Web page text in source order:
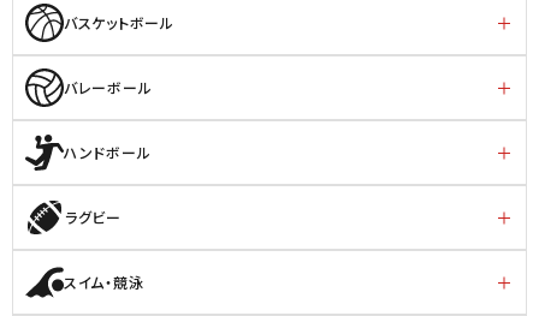
バスケットボール
バレーボール
ハンドボール
ラグビー
スイム・競泳